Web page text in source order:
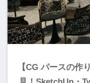
【CG パースの作